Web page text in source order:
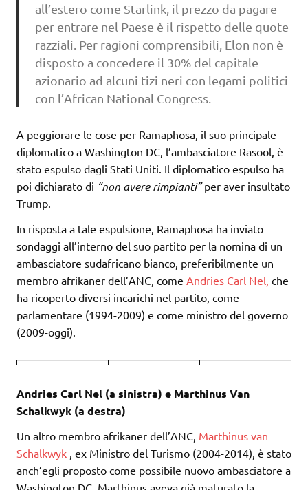
all’estero come Starlink, il prezzo da pagare
per entrare nel Paese è il rispetto delle quote
razziali. Per ragioni comprensibili, Elon non è
disposto a concedere il 30% del capitale
azionario ad alcuni tizi neri con legami politici
con l’African National Congress.
A peggiorare le cose per Ramaphosa, il suo principale
diplomatico a Washington DC, l’ambasciatore Rasool, è
stato espulso dagli Stati Uniti. Il diplomatico espulso ha
poi dichiarato di “non avere rimpianti”per aver insultato
Trump.
In risposta a tale espulsione, Ramaphosa ha inviato
sondaggi all’interno del suo partito per la nomina di un
ambasciatore sudafricano bianco, preferibilmente un
membro afrikaner dell’ANC, come Andries Carl Nel, che
ha ricoperto diversi incarichi nel partito, come
parlamentare (1994-2009) e come ministro del governo
(2009-oggi).
Andries Carl Nel (a sinistra) e Marthinus Van
Schalkwyk (a destra)
Un altro membro afrikaner dell’ANC, Marthinus van
Schalkwyk , ex Ministro del Turismo (2004-2014), è stato
anch’egli proposto come possibile nuovo ambasciatore a
Washington DC. Marthinus aveva già maturato la